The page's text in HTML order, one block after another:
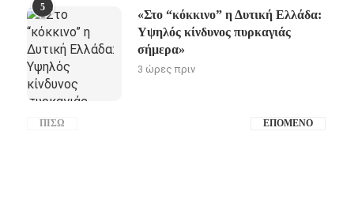
5
«Στο “κόκκινο” η Δυτική Ελλάδα:
Υψηλός κίνδυνος πυρκαγιάς
σήμερα»
3 ώρες πριν
ΠΊΣΩ ΕΠΌΜΕΝΟ